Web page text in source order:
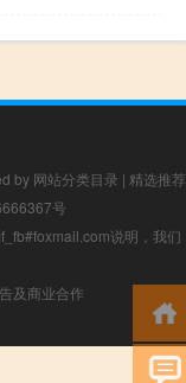
by 网站分类目录 | 精选推荐
号
说明，我们
及商业合作